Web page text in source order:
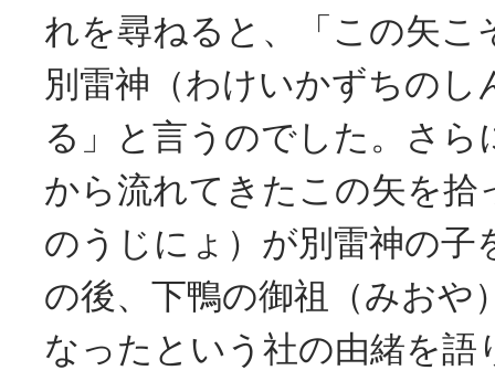
れを尋ねると、「この矢こ
別雷神（わけいかずちのし
る」と言うのでした。さら
から流れてきたこの矢を拾
のうじにょ）が別雷神の子
の後、下鴨の御祖（みおや
なったという社の由緒を語